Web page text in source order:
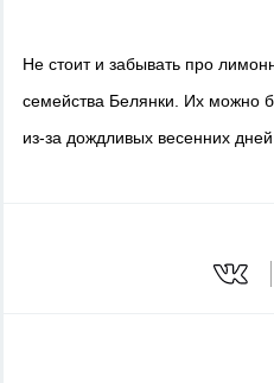
Не стоит и забывать про
семейства Белянки. Их можно
из-за дождливых весенних